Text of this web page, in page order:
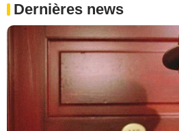
Dernières news